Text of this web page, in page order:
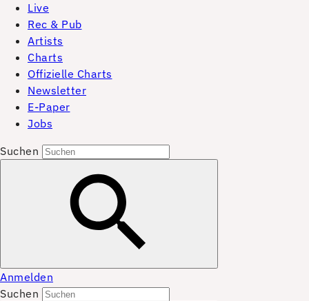
Live
Rec & Pub
Artists
Charts
Offizielle Charts
Newsletter
E-Paper
Jobs
Suchen
Anmelden
Suchen